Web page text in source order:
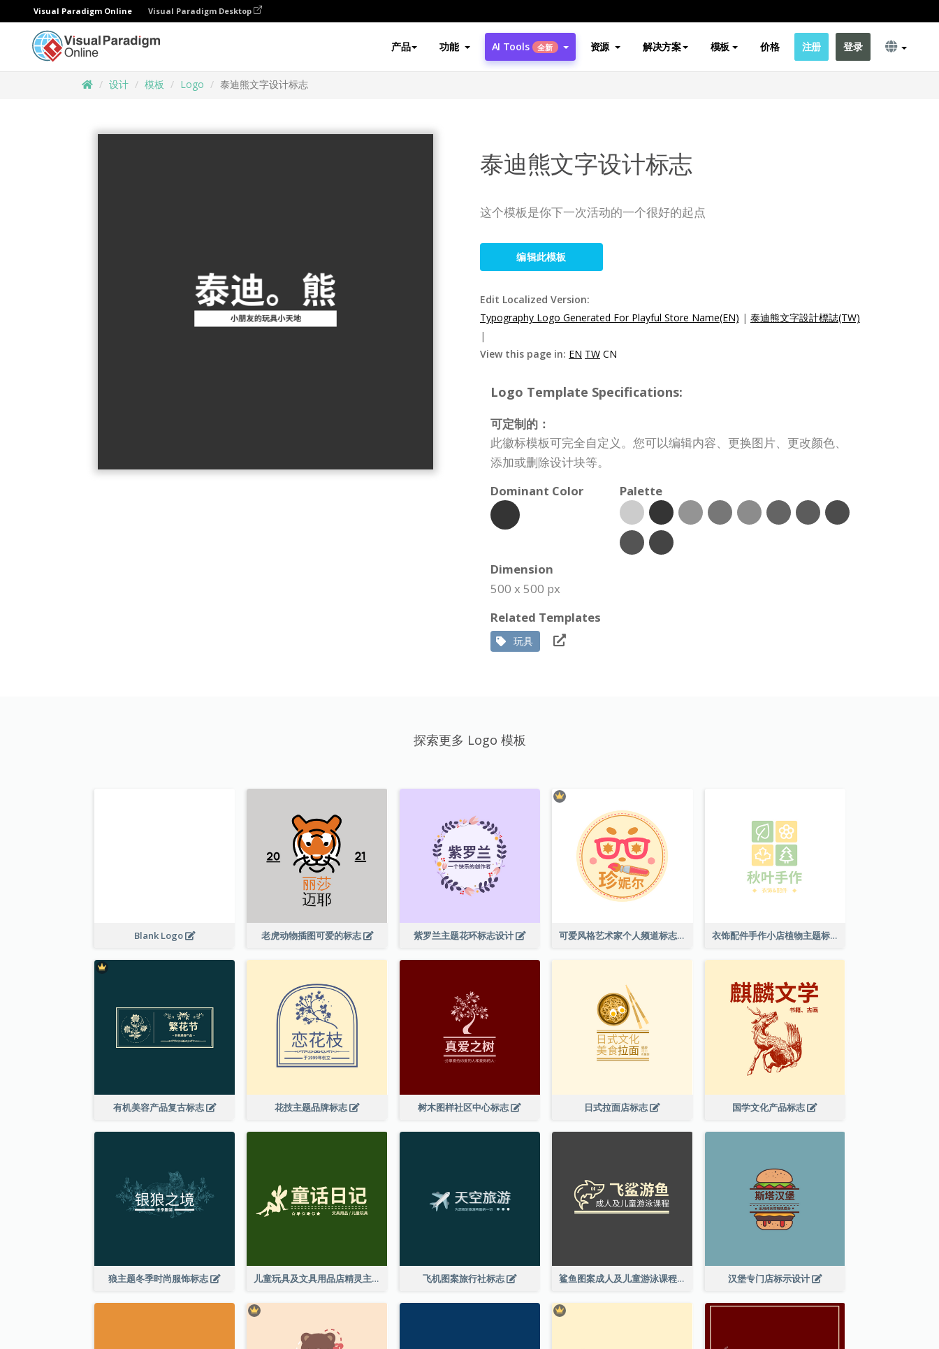
Visual Paradigm Online Visual Paradigm Desktop
产品 功能 AI Tools 全新 资源 解决方案 模板 价格 注册 登录
设计 模板 Logo 泰迪熊文字设计标志
泰迪熊文字设计标志
这个模板是你下一次活动的一个很好的起点
编辑此模板
Edit Localized Version:
Typography Logo Generated For Playful Store Name(EN) | 泰迪熊文字設計標誌(TW)
|
View this page in: EN TW CN
Logo Template Specifications:
可定制的：
此徽标模板可完全自定义。您可以编辑内容、更换图片、更改颜色、
添加或删除设计块等。
Dominant Color
Palette
Dimension
500 x 500 px
Related Templates
玩具
探索更多 Logo 模板
Blank Logo 老虎动物插图可爱的标志 紫罗兰主题花环标志设计 可爱风格艺术家个人频道标志 衣饰配件手作小店植物主题标志设计
有机美容产品复古标志 花技主题品牌标志 树木图样社区中心标志 日式拉面店标志 国学文化产品标志
狼主题冬季时尚服饰标志 儿童玩具及文具用品店精灵主题标志设计 飞机图案旅行社标志 鲨鱼图案成人及儿童游泳课程标志设计 汉堡专门店标示设计